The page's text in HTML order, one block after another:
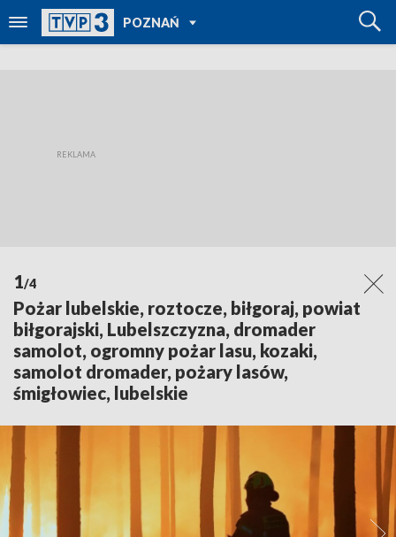
POZNAŃ
POWRÓT DO
TVP REGIONY
1/4
Pożar lubelskie, roztocze, biłgoraj, powiat
biłgorajski, Lubelszczyzna, dromader
samolot, ogromny pożar lasu, kozaki,
samolot dromader, pożary lasów,
śmigłowiec, lubelskie